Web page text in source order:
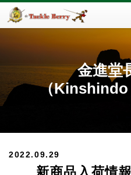
金進堂
（Kinshindo
2022.09.29
新商品入荷情報